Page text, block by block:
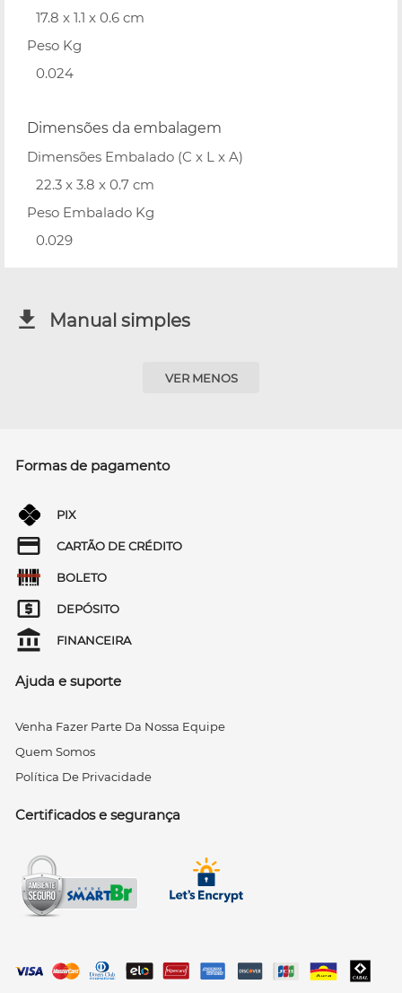
17.8 x 1.1 x 0.6 cm
Peso Kg
0.024
Dimensões da embalagem
Dimensões Embalado (C x L x A)
22.3 x 3.8 x 0.7 cm
Peso Embalado Kg
0.029
Manual simples
VER MENOS
Formas de pagamento
PIX
CARTÃO DE CRÉDITO
BOLETO
DEPÓSITO
FINANCEIRA
Ajuda e suporte
Venha Fazer Parte Da Nossa Equipe
Quem Somos
Política De Privacidade
Certificados e segurança